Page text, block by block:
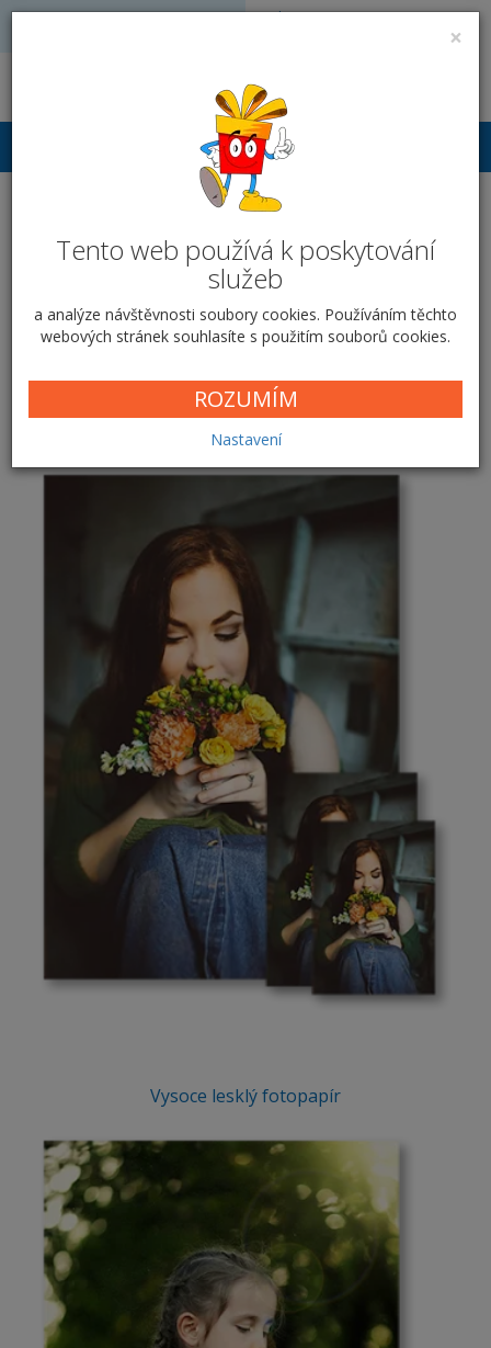
×
Tento web používá k poskytování
služeb
a analýze návštěvnosti soubory cookies. Používáním těchto
webových stránek souhlasíte s použitím souborů cookies.
ROZUMÍM
Nastavení
Volejte: 728 051 909
Přihlášení
Fotografie EXCLUSIV
Fotografie EXCLUSIV
Hluboce matný fotopapír
Vysoce lesklý fotopapír